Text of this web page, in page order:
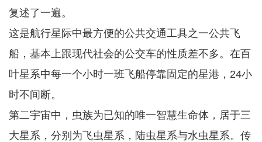
复述了一遍。
这是航行星际中最方便的公共交通工具之一公共飞
船，基本上跟现代社会的公交车的性质差不多。在百
叶星系中每一个小时一班飞船停靠固定的星港，24小
时不间断。
第二宇宙中，虫族为已知的唯一智慧生命体，居于三
大星系，分别为飞虫星系，陆虫星系与水虫星系。传